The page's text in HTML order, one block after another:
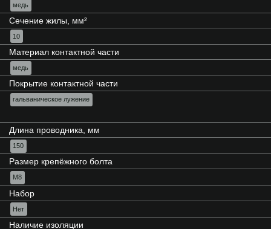
медь
Сечение жилы, мм²
10
Материал контактной части
медь
Покрытие контактной части
гальваническое лужение
Длина проводника, мм
150
Размер крепёжного болта
М8
Набор
Нет
Наличие изоляции